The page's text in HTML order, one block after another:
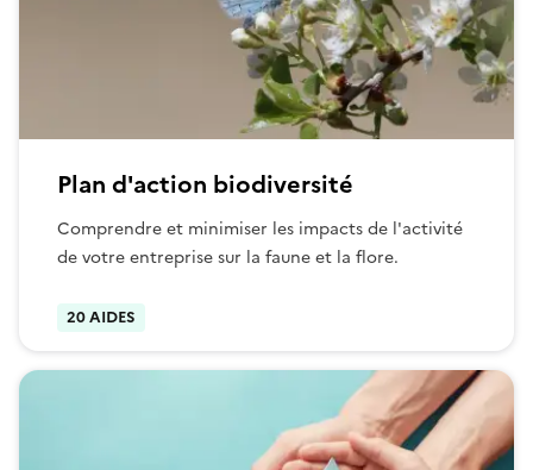
Plan d'action biodiversité
Comprendre et minimiser les impacts de l'activité
de votre entreprise sur la faune et la flore.
20 AIDES